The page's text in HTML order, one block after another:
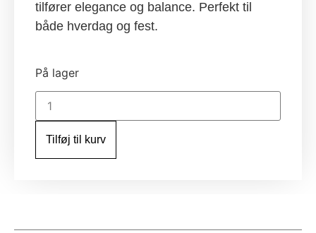
tilfører elegance og balance. Perfekt til
både hverdag og fest.
På lager
Victory
Pearl
Stud
antal
Tilføj til kurv